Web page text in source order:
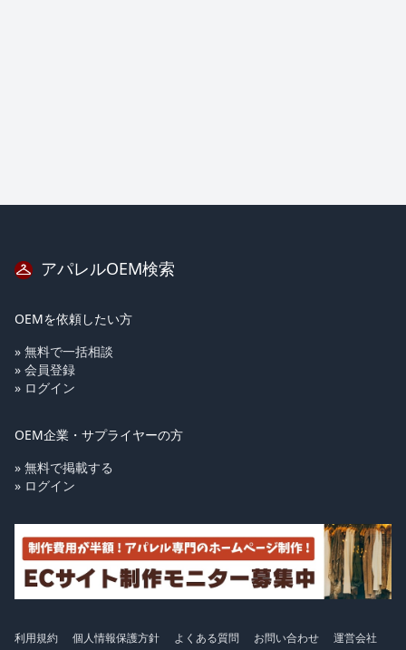
アパレルOEM検索
OEMを依頼したい方
» 無料で一括相談
» 会員登録
» ログイン
OEM企業・サプライヤーの方
» 無料で掲載する
» ログイン
利用規約 個人情報保護方針 よくある質問 お問い合わせ
運営会社